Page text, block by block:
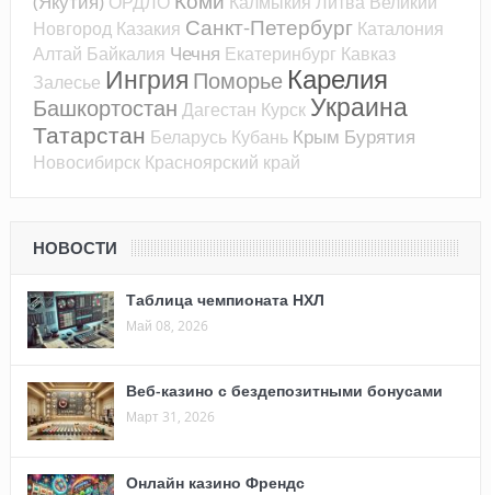
Новгород Казакия Санкт-Петербург Каталония
Алтай Байкалия Чечня Екатеринбург Кавказ
Залесье Ингрия Поморье Карелия
Башкортостан Дагестан Курск Украина
Татарстан Беларусь Кубань Крым Бурятия
Новосибирск Красноярский край
НОВОСТИ
Таблица чемпионата НХЛ
Май 08, 2026
Веб-казино с бездепозитными бонусами
Март 31, 2026
Онлайн казино Френдс